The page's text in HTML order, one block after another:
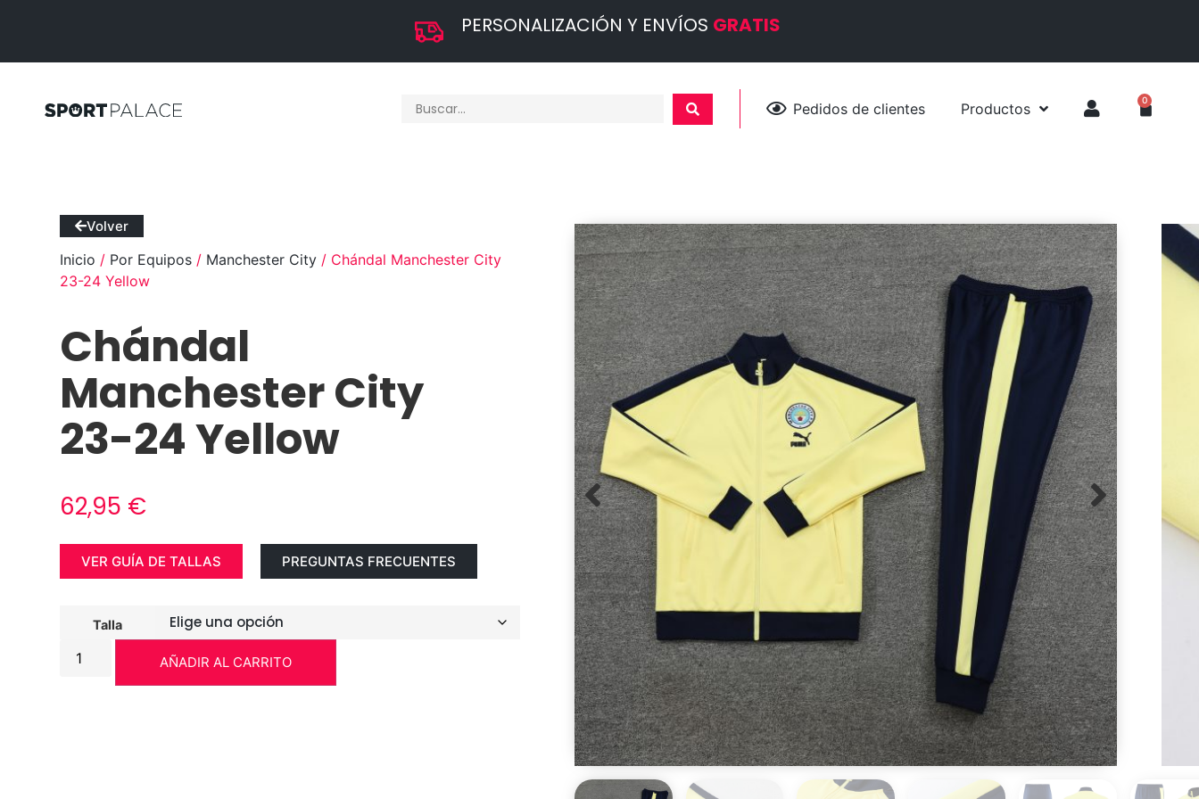
PERSONALIZACIÓN Y ENVÍOS GRATIS
Pedidos de clientes Productos 0
Volver
Inicio / Por Equipos / Manchester City / Chándal Manchester City
23-24 Yellow
Chándal
Manchester City
23-24 Yellow
62,95 €
VER GUÍA DE TALLAS PREGUNTAS FRECUENTES
Talla
AÑADIR AL CARRITO